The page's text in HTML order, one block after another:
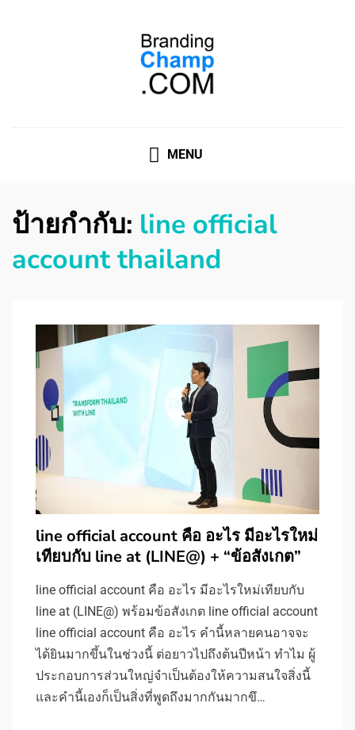
MENU
ป้ายกำกับ: line official
account thailand
line official account คือ อะไร มีอะไรใหม่
เทียบกับ line at (LINE@) + “ข้อสังเกต”
line official account คือ อะไร มีอะไรใหม่เทียบกับ
line at (LINE@) พร้อมข้อสังเกต line official account
line official account คือ อะไร คำนี้หลายคนอาจจะ
ได้ยินมากขึ้นในช่วงนี้ ต่อยาวไปถึงต้นปีหน้า ทำไม ผู้
ประกอบการส่วนใหญ่จำเป็นต้องให้ความสนใจสิ่งนี้
และคำนี้เองก็เป็นสิ่งที่พูดถึงมากกันมากขึ…